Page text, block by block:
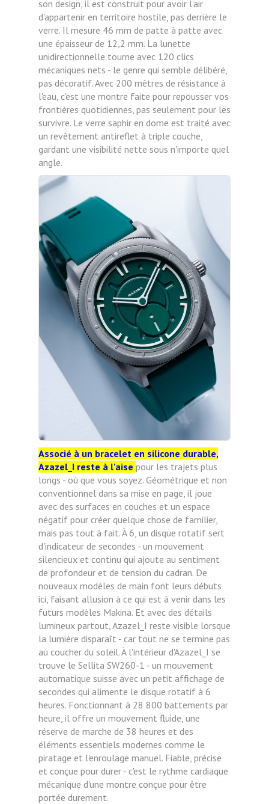
son design, il est construit pour avoir l'air
d'appartenir en territoire hostile, pas derrière le
verre. Il mesure 46 mm de patte à patte avec
une épaisseur de 12,2 mm. La lunette
unidirectionnelle tourne avec 120 clics
mécaniques nets - le genre qui semble délibéré,
pas décoratif. Avec 200 mètres de résistance à
l'eau, c'est une montre faite pour repousser vos
frontières quotidiennes, pas seulement pour les
survivre. Le verre saphir en dome est traité avec
un revêtement antireflet à triple couche,
gardant une visibilité nette sous n'importe quel
angle.
Associé à un bracelet en silicone durable,
Azazel_I reste à l'aise pour les trajets plus
longs - où que vous soyez. Géométrique et non
conventionnel dans sa mise en page, il joue
avec des surfaces en couches et un espace
négatif pour créer quelque chose de familier,
mais pas tout à fait. À 6, un disque rotatif sert
d'indicateur de secondes - un mouvement
silencieux et continu qui ajoute au sentiment
de profondeur et de tension du cadran. De
nouveaux modèles de main font leurs débuts
ici, faisant allusion à ce qui est à venir dans les
futurs modèles Makina. Et avec des détails
lumineux partout, Azazel_I reste visible lorsque
la lumière disparaît - car tout ne se termine pas
au coucher du soleil. À l'intérieur d'Azazel_I se
trouve le Sellita SW260-1 - un mouvement
automatique suisse avec un petit affichage de
secondes qui alimente le disque rotatif à 6
heures. Fonctionnant à 28 800 battements par
heure, il offre un mouvement fluide, une
réserve de marche de 38 heures et des
éléments essentiels modernes comme le
piratage et l'enroulage manuel. Fiable, précise
et conçue pour durer - c'est le rythme cardiaque
mécanique d'une montre conçue pour être
portée durement.